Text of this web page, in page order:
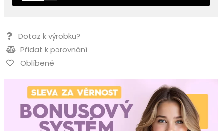
Dotaz k výrobku?
Přidat k porovnání
Oblíbené